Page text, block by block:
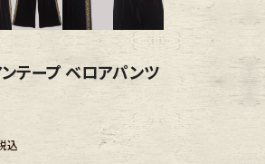
Fafatt
商品カテゴリーから探す
Bottoms
テープ ベロアパンツ
込